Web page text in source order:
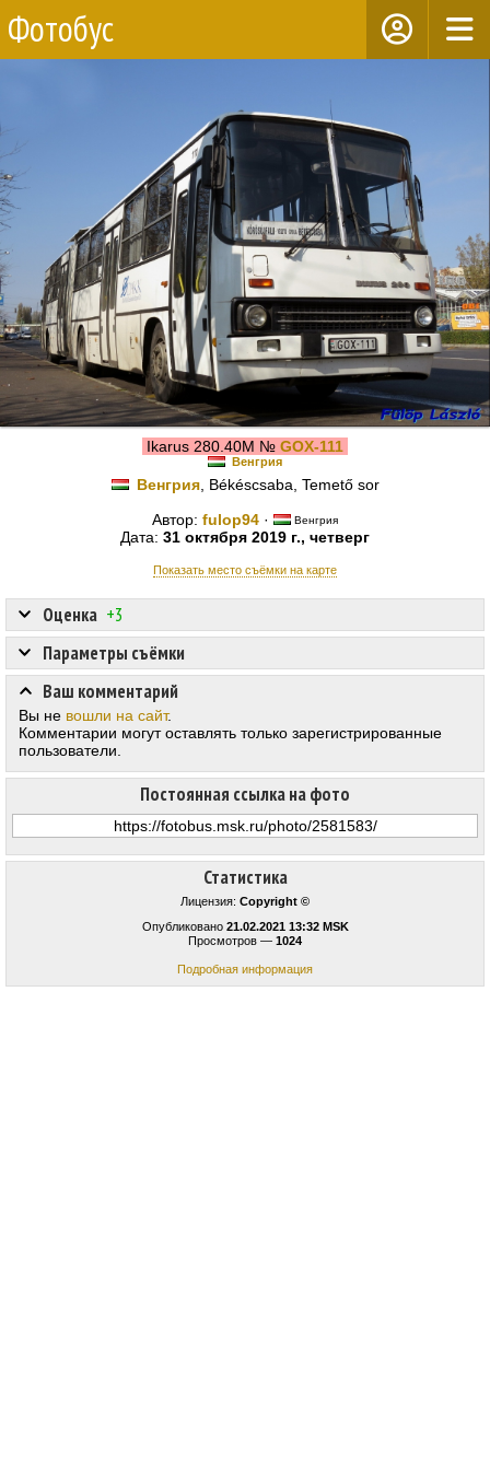
Фотобус
Ikarus 280.40M № GOX-111
Венгрия
Венгрия, Békéscsaba, Temető sor
Автор: fulop94 · Венгрия
Дата: 31 октября 2019 г., четверг
Показать место съёмки на карте
Статистика
Лицензия: Copyright ©
Опубликовано 21.02.2021 13:32 MSK
Просмотров — 1024
Подробная информация
Оценка +3
Постоянная ссылка на фото
Параметры съёмки
Ваш комментарий
Вы не вошли на сайт.
Комментарии могут оставлять только зарегистрированные
пользователи.